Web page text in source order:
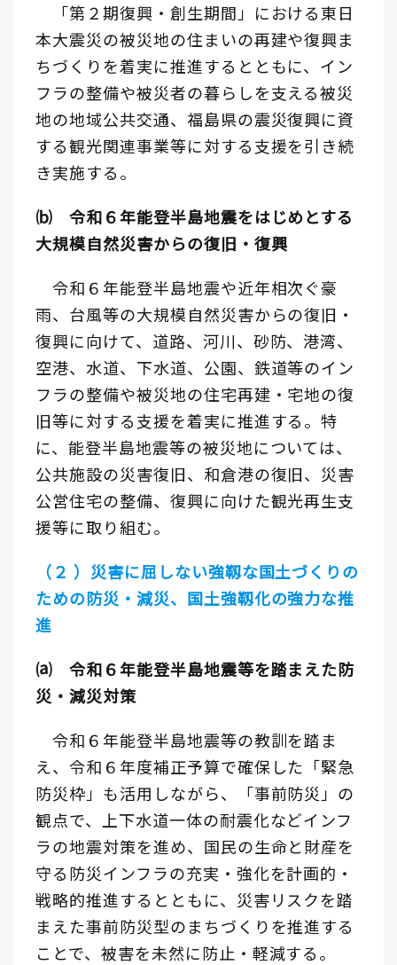
「第２期復興・創生期間」における東日
本大震災の被災地の住まいの再建や復興ま
ちづくりを着実に推進するとともに、イン
フラの整備や被災者の暮らしを支える被災
地の地域公共交通、福島県の震災復興に資
する観光関連事業等に対する支援を引き続
き実施する。
⒝ 令和６年能登半島地震をはじめとする
大規模自然災害からの復旧・復興
令和６年能登半島地震や近年相次ぐ豪
雨、台風等の大規模自然災害からの復旧・
復興に向けて、道路、河川、砂防、港湾、
空港、水道、下水道、公園、鉄道等のイン
フラの整備や被災地の住宅再建・宅地の復
旧等に対する支援を着実に推進する。特
に、能登半島地震等の被災地については、
公共施設の災害復旧、和倉港の復旧、災害
公営住宅の整備、復興に向けた観光再生支
援等に取り組む。
（２ ）災害に屈しない強靱な国土づくりの
ための防災・減災、国土強靱化の強力な推
進
⒜ 令和６年能登半島地震等を踏まえた防
災・減災対策
令和６年能登半島地震等の教訓を踏ま
え、令和６年度補正予算で確保した「緊急
防災枠」も活用しながら、「事前防災」の
観点で、上下水道一体の耐震化などインフ
ラの地震対策を進め、国民の生命と財産を
守る防災インフラの充実・強化を計画的・
戦略的推進するとともに、災害リスクを踏
まえた事前防災型のまちづくりを推進する
ことで、被害を未然に防止・軽減する。